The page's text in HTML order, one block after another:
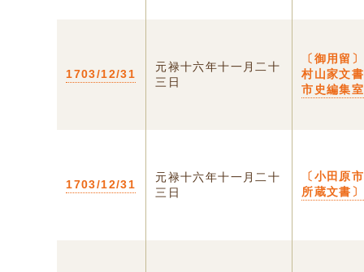
1703/12/31
元禄十六年十一月二十
三日
〔御用
村山家文
市史編集室
1703/12/31
元禄十六年十一月二十
三日
〔小田原
所蔵文書〕